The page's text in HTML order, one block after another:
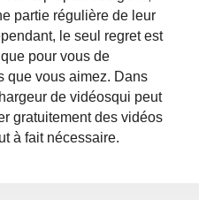
Việt Nam
partie régulière de leur
le seul regret est
pour vous de
que vous aimez. Dans
de vidéosqui peut
gratuitement des vidéos
à fait nécessaire.